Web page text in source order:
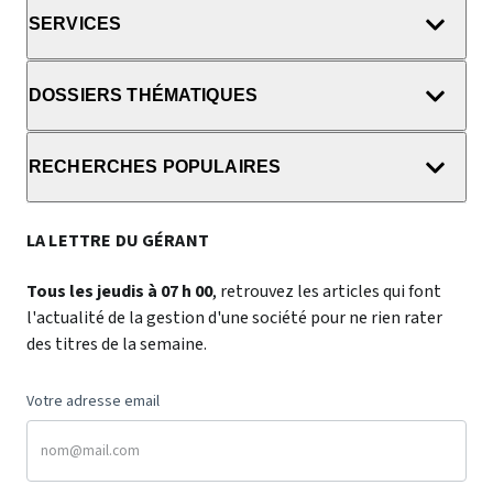
SERVICES
DOSSIERS THÉMATIQUES
RECHERCHES POPULAIRES
LA LETTRE DU GÉRANT
Tous les jeudis à 07 h 00, retrouvez les articles qui font
l'actualité de la gestion d'une société pour ne rien rater
des titres de la semaine.
Votre adresse email